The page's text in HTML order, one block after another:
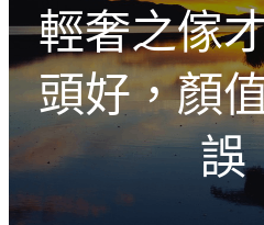
輕奢之傢
頭好，顏
誤